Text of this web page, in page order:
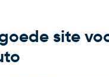
site